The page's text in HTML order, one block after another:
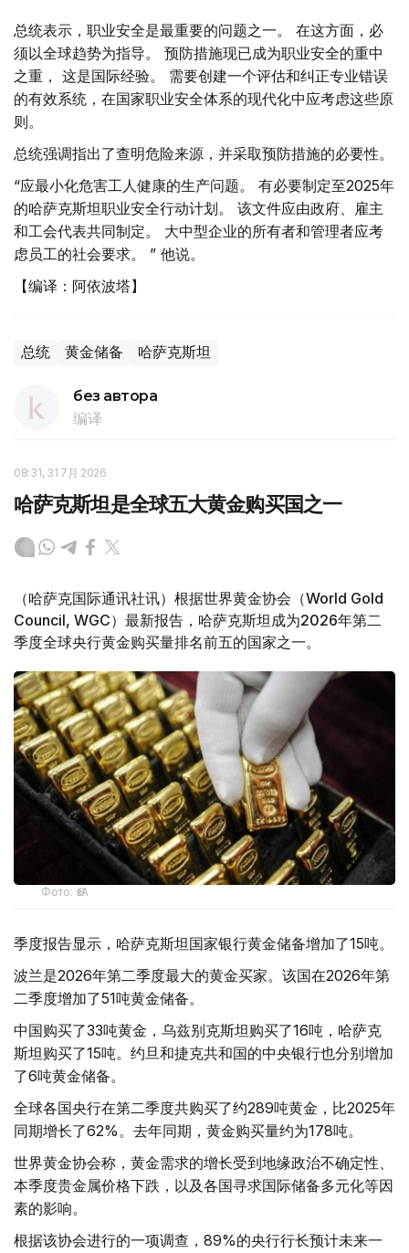
总统表示，职业安全是最重要的问题之一。 在这方面，必
须以全球趋势为指导。 预防措施现已成为职业安全的重中
之重， 这是国际经验。 需要创建一个评估和纠正专业错误
的有效系统，在国家职业安全体系的现代化中应考虑这些原
则。
总统强调指出了查明危险来源，并采取预防措施的必要性。
“应最小化危害工人健康的生产问题。 有必要制定至2025年
的哈萨克斯坦职业安全行动计划。 该文件应由政府、雇主
和工会代表共同制定。 大中型企业的所有者和管理者应考
虑员工的社会要求。 ” 他说。
【编译：阿依波塔】
总统 黄金储备 哈萨克斯坦
без автора
编译
08:31, 31 7月 2026
哈萨克斯坦是全球五大黄金购买国之一
（哈萨克国际通讯社讯）根据世界黄金协会（World Gold
Council, WGC）最新报告，哈萨克斯坦成为2026年第二
季度全球央行黄金购买量排名前五的国家之一。
Фото: ӨзА
季度报告显示，哈萨克斯坦国家银行黄金储备增加了15吨。
波兰是2026年第二季度最大的黄金买家。该国在2026年第
二季度增加了51吨黄金储备。
中国购买了33吨黄金，乌兹别克斯坦购买了16吨，哈萨克
斯坦购买了15吨。约旦和捷克共和国的中央银行也分别增加
了6吨黄金储备。
全球各国央行在第二季度共购买了约289吨黄金，比2025年
同期增长了62%。去年同期，黄金购买量约为178吨。
世界黄金协会称，黄金需求的增长受到地缘政治不确定性、
本季度贵金属价格下跌，以及各国寻求国际储备多元化等因
素的影响。
根据该协会进行的一项调查，89%的央行行长预计未来一